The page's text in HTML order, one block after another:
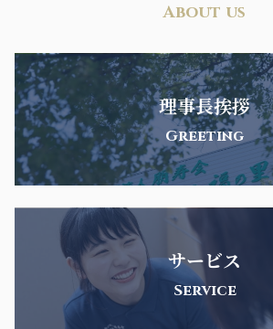
About us
理事長挨拶
Greeting
サービス
Service